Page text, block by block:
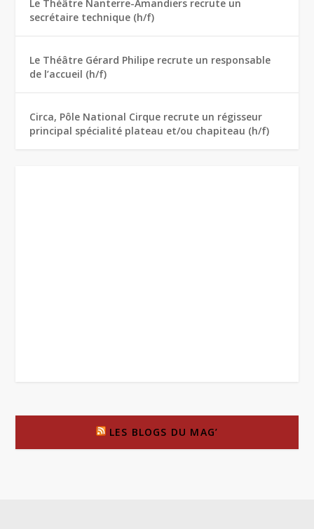
Le Théâtre Nanterre-Amandiers recrute un
secrétaire technique (h/f)
Le Théâtre Gérard Philipe recrute un responsable
de l’accueil (h/f)
Circa, Pôle National Cirque recrute un régisseur
principal spécialité plateau et/ou chapiteau (h/f)
LES BLOGS DU MAG’